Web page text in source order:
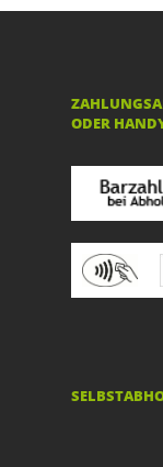
ODER